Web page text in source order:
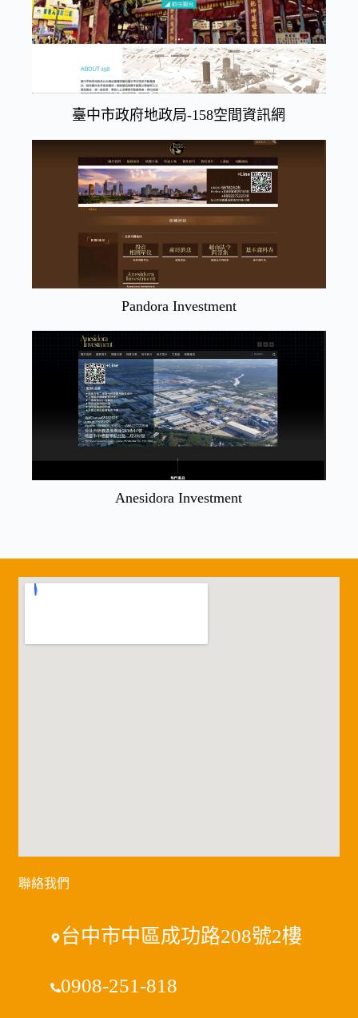
臺中市政府地政局-158空間資訊網
Pandora Investment
Anesidora Investment
聯絡我們
台中市中區成功路208號2樓
0908-251-818